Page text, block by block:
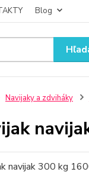
Blog
Navijaky a zdviháky